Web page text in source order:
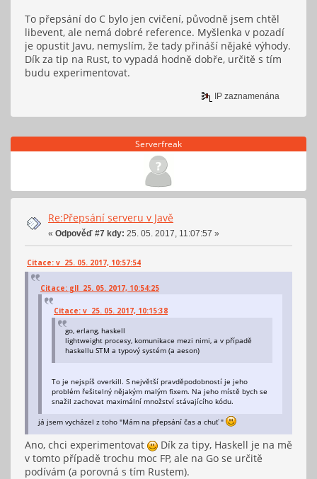
To přepsání do C bylo jen cvičení, původně jsem chtěl
libevent, ale nemá dobré reference. Myšlenka v pozadí
je opustit Javu, nemyslím, že tady přináší nějaké výhody.
Dík za tip na Rust, to vypadá hodně dobře, určitě s tím
budu experimentovat.
IP zaznamenána
Serverfreak
Re:Přepsání serveru v Javě
« Odpověď #7 kdy: 25. 05. 2017, 11:07:57 »
Citace: v 25. 05. 2017, 10:57:54
Citace: gll 25. 05. 2017, 10:54:25
Citace: v 25. 05. 2017, 10:15:38
go, erlang, haskell
lightweight procesy, komunikace mezi nimi, a v případě
haskellu STM a typový systém (a aeson)
To je nejspíš overkill. S největší pravděpodobností je jeho
problém řešitelný nějakým malým fixem. Na jeho místě bych se
snažil zachovat maximální množství stávajícího kódu.
já jsem vycházel z toho "Mám na přepsání čas a chuť "
Ano, chci experimentovat
Dík za tipy, Haskell je na mě
v tomto případě trochu moc FP, ale na Go se určitě
podívám (a porovná s tím Rustem).